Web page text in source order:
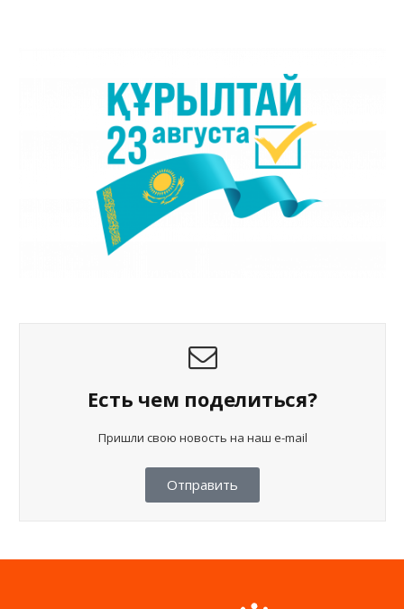
Есть чем поделиться?
Пришли свою новость на наш e-mail
Отправить